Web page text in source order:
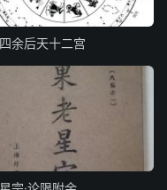
宅最堪嗔。
非自主成。
时
余后天十二宫